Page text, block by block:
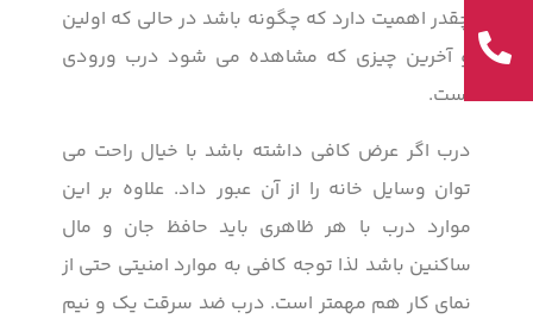
چقدر اهمیت دارد که چگونه باشد در حالی که اولین
و آخرین چیزی که مشاهده می شود درب ورودی
است.
درب اگر عرض کافی داشته باشد با خیال راحت می
توان وسایل خانه را از آن عبور داد. علاوه بر این
موارد درب با هر ظاهری باید حافظ جان و مال
ساکنین باشد لذا توجه کافی به موارد امنیتی حتی از
نمای کار هم مهمتر است. درب ضد سرقت یک و نیم